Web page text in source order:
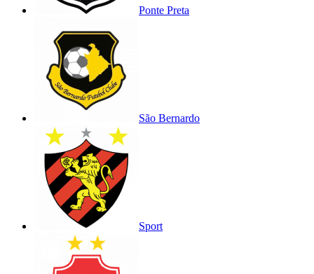
Ponte Preta
São Bernardo
Sport